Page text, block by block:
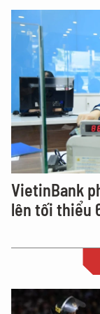
VietinBank
lên tối thiểu